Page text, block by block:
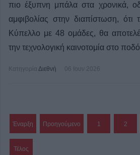
πιο έξυπνη μπάλα στα χρονικά,
αμφιβολίας στην διαπίστωση,
Κύπελλο με 48 ομάδες, θα
την τεχνολογική καινοτομία στο
Κατηγορία Διεθνή 06 Ιουν 2026
Έναρξη Προηγούμενο 1 2
Τέλος